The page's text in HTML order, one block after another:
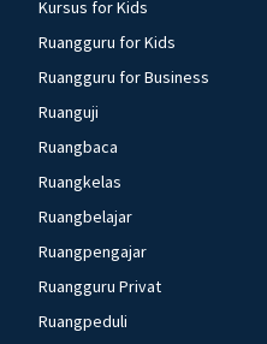
Kursus for Kids
Ruangguru for Kids
Ruangguru for Business
Ruanguji
Ruangbaca
Ruangkelas
Ruangbelajar
Ruangpengajar
Ruangguru Privat
Ruangpeduli